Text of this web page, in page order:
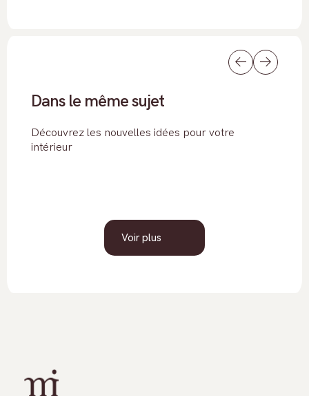
Dans le même sujet
Découvrez les nouvelles idées pour votre
intérieur
Voir plus